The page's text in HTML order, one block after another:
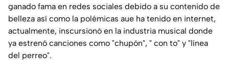
ganado fama en redes sociales debido a su contenido de
belleza así como la polémicas aue ha tenido en internet,
actualmente, inscursionó en la industria musical donde
ya estrenó canciones como "chupón", " con to" y "línea
del perreo".